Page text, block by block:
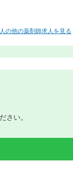
の他の薬剤師求人を見る
さい。